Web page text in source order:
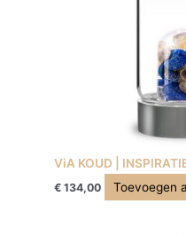
ViA KOUD |
€ 134,00 Toevoegen